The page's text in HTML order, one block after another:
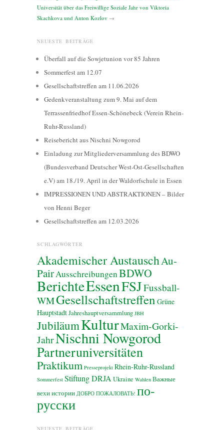
Universität über das Freiwillige Soziale Jahr von Viktoria
Skachkova und Anton Kozlov →
NEUESTE BEITRÄGE
Überfall auf die Sowjetunion vor 85 Jahren
Sommerfest am 12.07
Gesellschaftstreffen am 11.06.2026
Gedenkveranstaltung zum 9. Mai auf dem
Terrassenfriedhof Essen-Schönebeck (Verein Rhein-
Ruhr-Russland)
Reisebericht aus Nischni Nowgorod
Einladung zur Mitgliederversammlung des BDWO
(Bundesverband Deutscher West-Ost-Gesellschaften
e.V) am 18./19. April in der Waldorfschule in Essen
IMPRESSIONEN UND ABSTRAKTIONEN – Bilder
von Henni Beger
Gesellschaftstreffen am 12.03.2026
SCHLAGWÖRTER
Akademischer AustauschAu-
PairAusschreibungenBDWO
BerichteEssenFSJFussball-
WMGesellschaftstreffen Grüne
HauptstadtJahreshauptversammlung JBH
JubiläumKulturMaxim-Gorki-
JahrNischni Nowgorod
Partneruniversitäten
Praktikum Presseprojekt Rhein-Ruhr-Russland
Sommerfest Stiftung DRJAUkraine Wahlen Важные
вехи истории ДОБРО ПОЖАЛОВАТЬ! по-
русски